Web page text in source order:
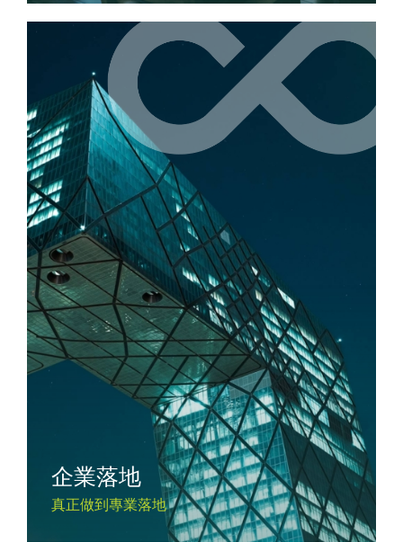
企業落地
真正做到專業落地